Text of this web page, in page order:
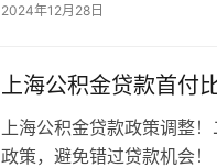
2024年12月28日
上海公积金贷款首付
上海公积金贷款政策调整
政策，避免错过贷款机会！